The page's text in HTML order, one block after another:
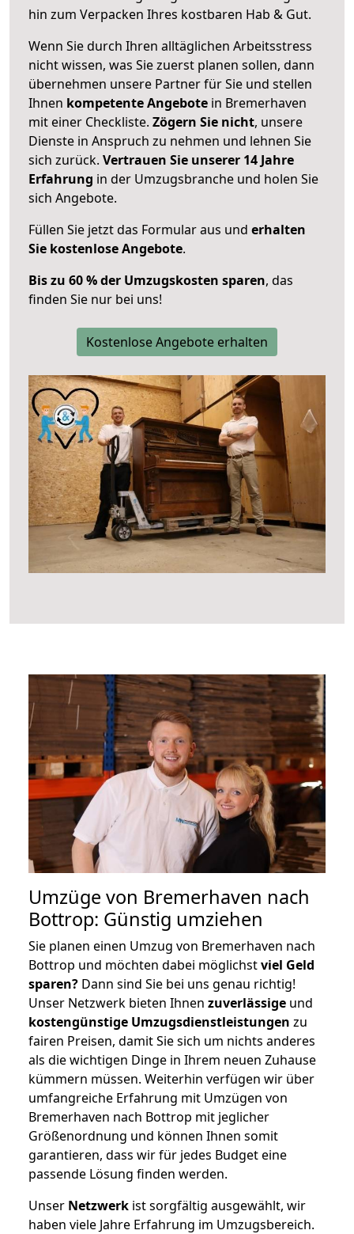
hin zum Verpacken Ihres kostbaren Hab & Gut.
Wenn Sie durch Ihren alltäglichen Arbeitsstress
nicht wissen, was Sie zuerst planen sollen, dann
übernehmen unsere Partner für Sie und stellen
Ihnen kompetente Angebote in Bremerhaven
mit einer Checkliste. Zögern Sie nicht, unsere
Dienste in Anspruch zu nehmen und lehnen Sie
sich zurück. Vertrauen Sie unserer 14 Jahre
Erfahrung in der Umzugsbranche und holen Sie
sich Angebote.
Füllen Sie jetzt das Formular aus und erhalten
Sie kostenlose Angebote.
Bis zu 60 % der Umzugskosten sparen, das
finden Sie nur bei uns!
Kostenlose Angebote erhalten
Umzüge von Bremerhaven nach
Bottrop: Günstig umziehen
Sie planen einen Umzug von Bremerhaven nach
Bottrop und möchten dabei möglichstviel Geld
sparen? Dann sind Sie bei uns genau richtig!
Unser Netzwerk bieten Ihnen zuverlässige und
kostengünstige Umzugsdienstleistungen zu
fairen Preisen, damit Sie sich um nichts anderes
als die wichtigen Dinge in Ihrem neuen Zuhause
kümmern müssen. Weiterhin verfügen wir über
umfangreiche Erfahrung mit Umzügen von
Bremerhaven nach Bottrop mit jeglicher
Größenordnung und können Ihnen somit
garantieren, dass wir für jedes Budget eine
passende Lösung finden werden.
Unser Netzwerk ist sorgfältig ausgewählt, wir
haben viele Jahre Erfahrung im Umzugsbereich.